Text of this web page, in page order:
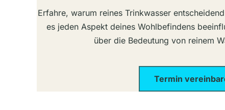
Erfahre, warum reines Trinkwasser
es jeden Aspekt deines Wohlbefindens
über die Bedeutung von reinem
Termin